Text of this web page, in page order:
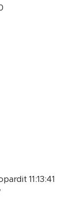
11:13:41